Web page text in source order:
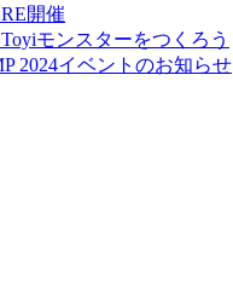
開催
モンスターをつくろう
2024イベントのお知らせ